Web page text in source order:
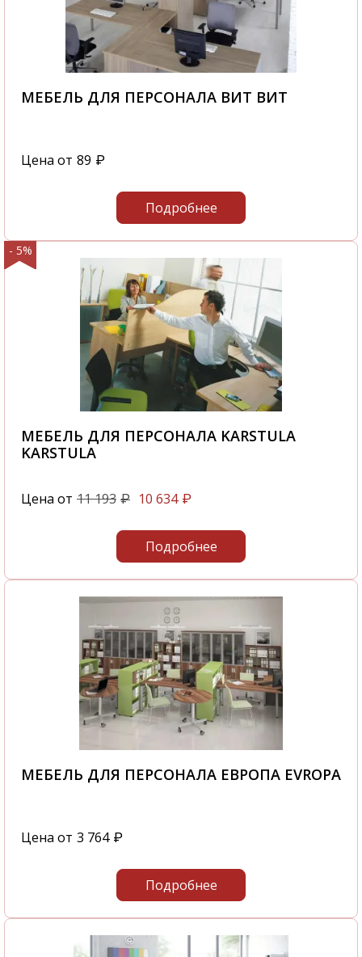
МЕБЕЛЬ ДЛЯ ПЕРСОНАЛА ВИТ ВИТ
Цена от 89 ₽
Подробнее
- 5%
МЕБЕЛЬ ДЛЯ ПЕРСОНАЛА KARSTULA
KARSTULA
Цена от 11 193 ₽ 10 634 ₽
Подробнее
МЕБЕЛЬ ДЛЯ ПЕРСОНАЛА ЕВРОПА EVROPA
Цена от 3 764 ₽
Подробнее